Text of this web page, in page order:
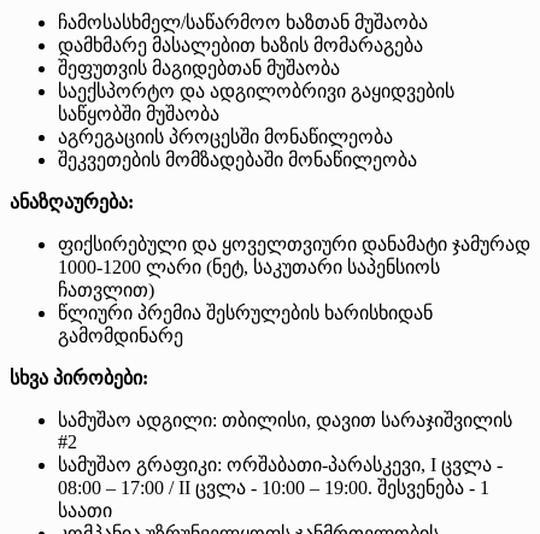
ჩამოსასხმელ/საწარმოო ხაზთან მუშაობა
დამხმარე მასალებით ხაზის მომარაგება
შეფუთვის მაგიდებთან მუშაობა
საექსპორტო და ადგილობრივი გაყიდვების
საწყობში მუშაობა
აგრეგაციის პროცესში მონაწილეობა
შეკვეთების მომზადებაში მონაწილეობა
ანაზღაურება:
ფიქსირებული და ყოველთვიური დანამატი ჯამურად
1000-1200 ლარი (ნეტ, საკუთარი საპენსიოს
ჩათვლით)
წლიური პრემია შესრულების ხარისხიდან
გამომდინარე
სხვა პირობები:
სამუშაო ადგილი: თბილისი, დავით სარაჯიშვილის
#2
სამუშაო გრაფიკი: ორშაბათი-პარასკევი, I ცვლა -
08:00 – 17:00 / II ცვლა - 10:00 – 19:00. შესვენება - 1
საათი